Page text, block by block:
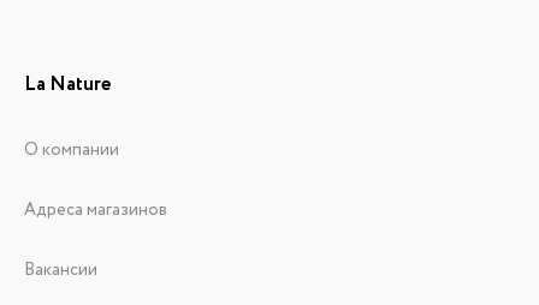
La Nature
О компании
Адреса магазинов
Вакансии